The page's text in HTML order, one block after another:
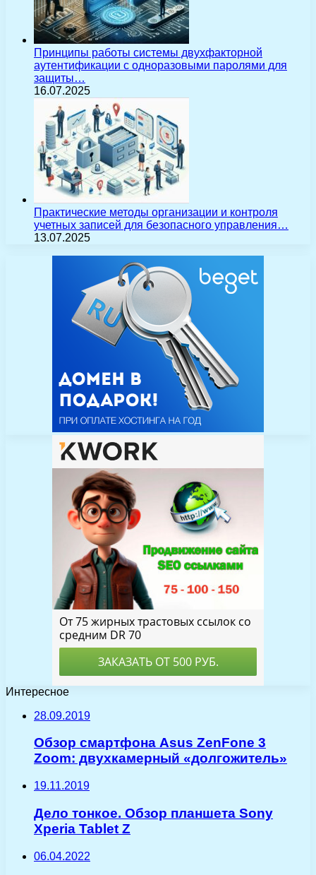
Принципы работы системы двухфакторной
аутентификации с одноразовыми паролями для
защиты…
16.07.2025
Практические методы организации и контроля
учетных записей для безопасного управления…
13.07.2025
Интересное
28.09.2019
Обзор смартфона Asus ZenFone 3
Zoom: двухкамерный «долгожитель»
19.11.2019
Дело тонкое. Обзор планшета Sony
Xperia Tablet Z
06.04.2022